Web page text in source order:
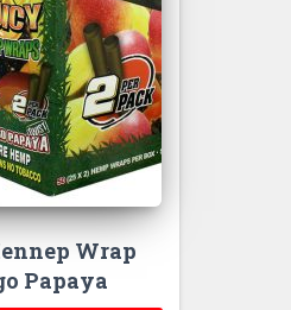
Wrap
Papaya